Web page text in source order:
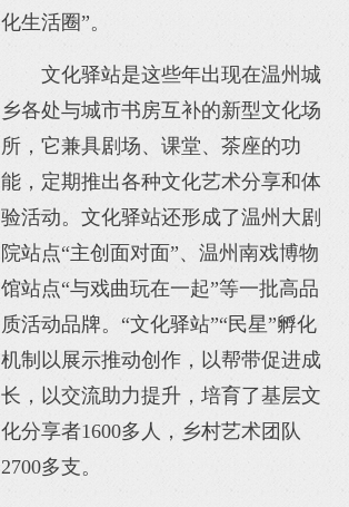
化生活圈”。
文化驿站是这些年出现在温州城
乡各处与城市书房互补的新型文化场
所，它兼具剧场、课堂、茶座的功
能，定期推出各种文化艺术分享和体
验活动。文化驿站还形成了温州大剧
院站点“主创面对面”、温州南戏博物
馆站点“与戏曲玩在一起”等一批高品
质活动品牌。“文化驿站”“民星”孵化
机制以展示推动创作，以帮带促进成
长，以交流助力提升，培育了基层文
化分享者1600多人，乡村艺术团队
2700多支。